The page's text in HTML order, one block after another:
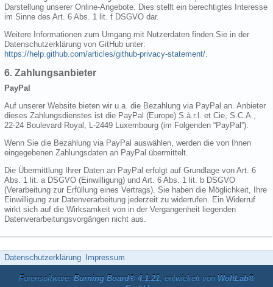
Darstellung unserer Online-Angebote. Dies stellt ein berechtigtes Interesse
im Sinne des Art. 6 Abs. 1 lit. f DSGVO dar.
Weitere Informationen zum Umgang mit Nutzerdaten finden Sie in der
Datenschutzerklärung von GitHub unter:
https://help.github.com/articles/github-privacy-statement/
6. Zahlungsanbieter
PayPal
Auf unserer Website bieten wir u.a. die Bezahlung via PayPal an. Anbieter
dieses Zahlungsdienstes ist die PayPal (Europe) S.à.r.l. et Cie, S.C.A.,
22-24 Boulevard Royal, L-2449 Luxembourg (im Folgenden “PayPal”).
Wenn Sie die Bezahlung via PayPal auswählen, werden die von Ihnen
eingegebenen Zahlungsdaten an PayPal übermittelt.
Die Übermittlung Ihrer Daten an PayPal erfolgt auf Grundlage von Art. 6
Abs. 1 lit. a DSGVO (Einwilligung) und Art. 6 Abs. 1 lit. b DSGVO
(Verarbeitung zur Erfüllung eines Vertrags). Sie haben die Möglichkeit, Ihre
Einwilligung zur Datenverarbeitung jederzeit zu widerrufen. Ein Widerruf
wirkt sich auf die Wirksamkeit von in der Vergangenheit liegenden
Datenverarbeitungsvorgängen nicht aus.
Datenschutzerklärung Impressum
Forensoftware: Burning Board® 4.1.21, entwickelt von WoltLab®